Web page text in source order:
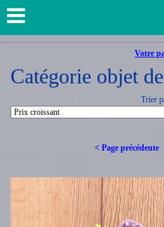
Votre
Catégorie objet
Trier
< Page précédente